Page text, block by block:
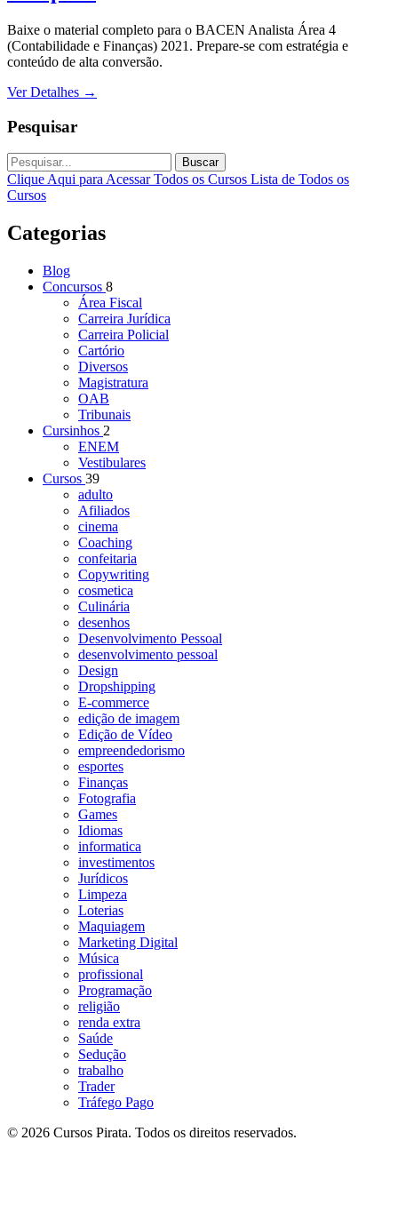
Baixe o material completo para o BACEN Analista Área 4
(Contabilidade e Finanças) 2021. Prepare-se com estratégia e
conteúdo de alta conversão.
Ver Detalhes →
Pesquisar
Buscar
Clique Aqui para Acessar Todos os Cursos Lista de Todos os
Cursos
Categorias
Blog
Concursos 8
Área Fiscal
Carreira Jurídica
Carreira Policial
Cartório
Diversos
Magistratura
OAB
Tribunais
Cursinhos 2
ENEM
Vestibulares
Cursos 39
adulto
Afiliados
cinema
Coaching
confeitaria
Copywriting
cosmetica
Culinária
desenhos
Desenvolvimento Pessoal
desenvolvimento pessoal
Design
Dropshipping
E-commerce
edição de imagem
Edição de Vídeo
empreendedorismo
esportes
Finanças
Fotografia
Games
Idiomas
informatica
investimentos
Jurídicos
Limpeza
Loterias
Maquiagem
Marketing Digital
Música
profissional
Programação
religião
renda extra
Saúde
Sedução
trabalho
Trader
Tráfego Pago
© 2026 Cursos Pirata. Todos os direitos reservados.